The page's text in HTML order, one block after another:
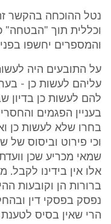
נטל ההוכחה בהקשר
וכללית תוך "הבטחה"
והמספרים יחשפו
על התובעים היה
עליהם לעשות כן -
להם לעשות כן בדיון
בעניין הפגמים
בחרו שלא לעשות כן
וכי פירוט וביסוס
שמאי מכריע שכן
אלו אין בידינו
ברורות הן וקובעות
נפסק בפסקי דין
הרי שאין בסיס